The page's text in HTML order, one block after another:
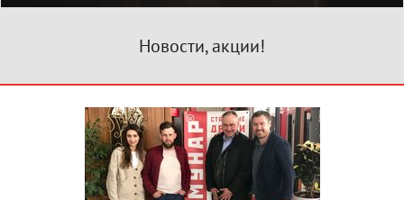
Новости, акции!